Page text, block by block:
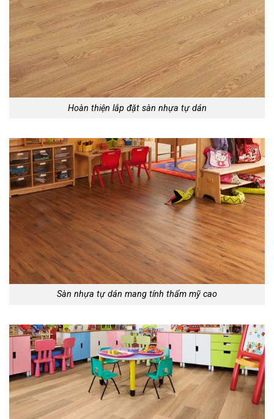
Hoàn thiện lắp đặt sàn nhựa tự dán
Sàn nhựa tự dán mang tính thẩm mỹ cao